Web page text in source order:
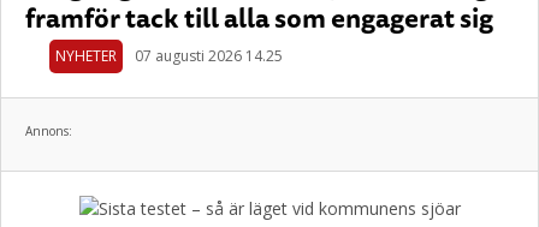
framför tack till alla som engagerat sig
NYHETER 07 augusti 2026 14.25
Annons: